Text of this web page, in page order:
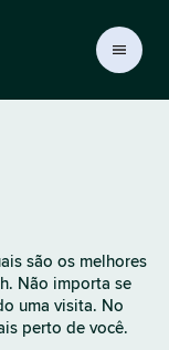
são os melhores
Não importa se
uma visita. No
perto de você.